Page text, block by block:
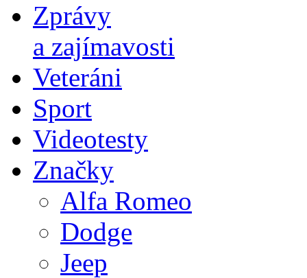
Zprávy
a zajímavosti
Veteráni
Sport
Videotesty
Značky
Alfa Romeo
Dodge
Jeep